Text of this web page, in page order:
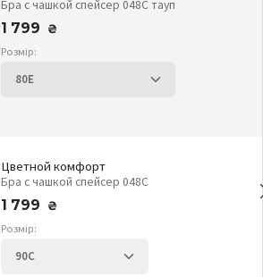
Бра с чашкой спейсер 048С тауп
1 799
₴
Розмір:
Цветной комфорт
Бра с чашкой спейсер 048С
1 799
₴
Розмір: